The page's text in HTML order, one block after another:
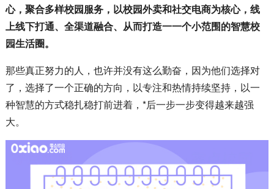
心，聚合多样校园服务，以校园外卖和社交电商为核心，线
上线下打通、全渠道融合、从而打造一一个小范围的智慧校
园生活圈。
那些真正努力的人，也许并没有这么勤奋，因为他们选择对
了，选择了一个正确的方向，以专注和热情持续坚持，以一
种智慧的方式稳扎稳打前进着，*后一步一步变得越来越强
大。